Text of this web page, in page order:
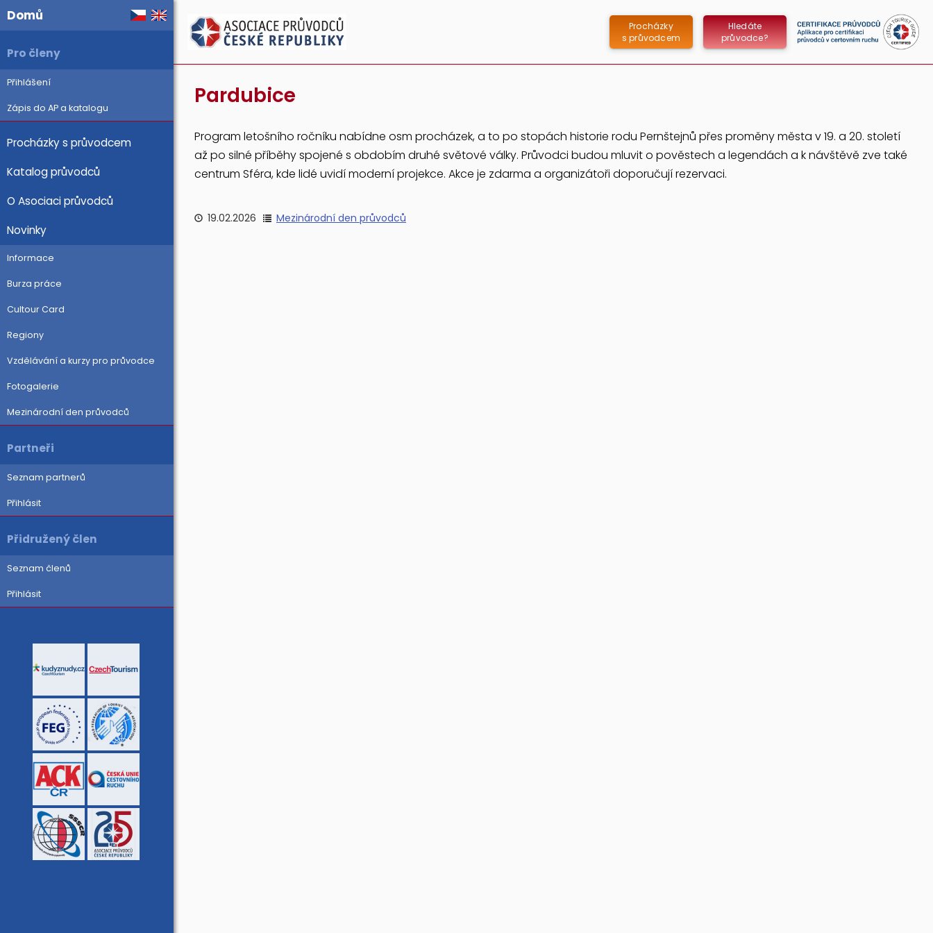
Domů
Pro členy
Přihlášení
Zápis do AP a katalogu
Procházky s průvodcem
Katalog průvodců
O Asociaci průvodců
Novinky
Informace
Burza práce
Cultour Card
Regiony
Vzdělávání a kurzy pro průvodce
Fotogalerie
Mezinárodní den průvodců
Partneři
Seznam partnerů
Přihlásit
Přidružený člen
Seznam členů
Přihlásit
Hledáte
průvodce?
Procházky
s průvodcem
Pardubice
Program letošního ročníku nabídne osm procházek, a to po stopách historie rodu Pernštejnů přes proměny města v 19. a 20. století
až po silné příběhy spojené s obdobím druhé světové války. Průvodci budou mluvit o pověstech a legendách a k návštěvě zve také
centrum Sféra, kde lidé uvidí moderní projekce. Akce je zdarma a organizátoři doporučujírezervaci.
19.02.2026 Mezinárodní den průvodců